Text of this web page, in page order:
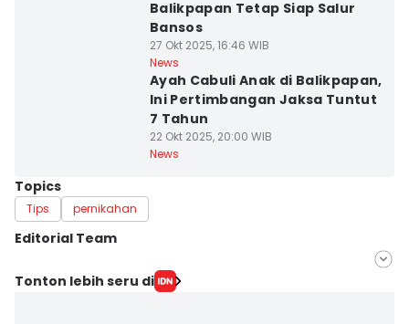
Balikpapan Tetap Siap Salur
Bansos
27 Okt 2025, 16:46 WIB
News
Ayah Cabuli Anak di Balikpapan,
Ini Pertimbangan Jaksa Tuntut
7 Tahun
22 Okt 2025, 20:00 WIB
News
Topics
Tips pernikahan
Editorial Team
Editor
Tonton lebih seru di